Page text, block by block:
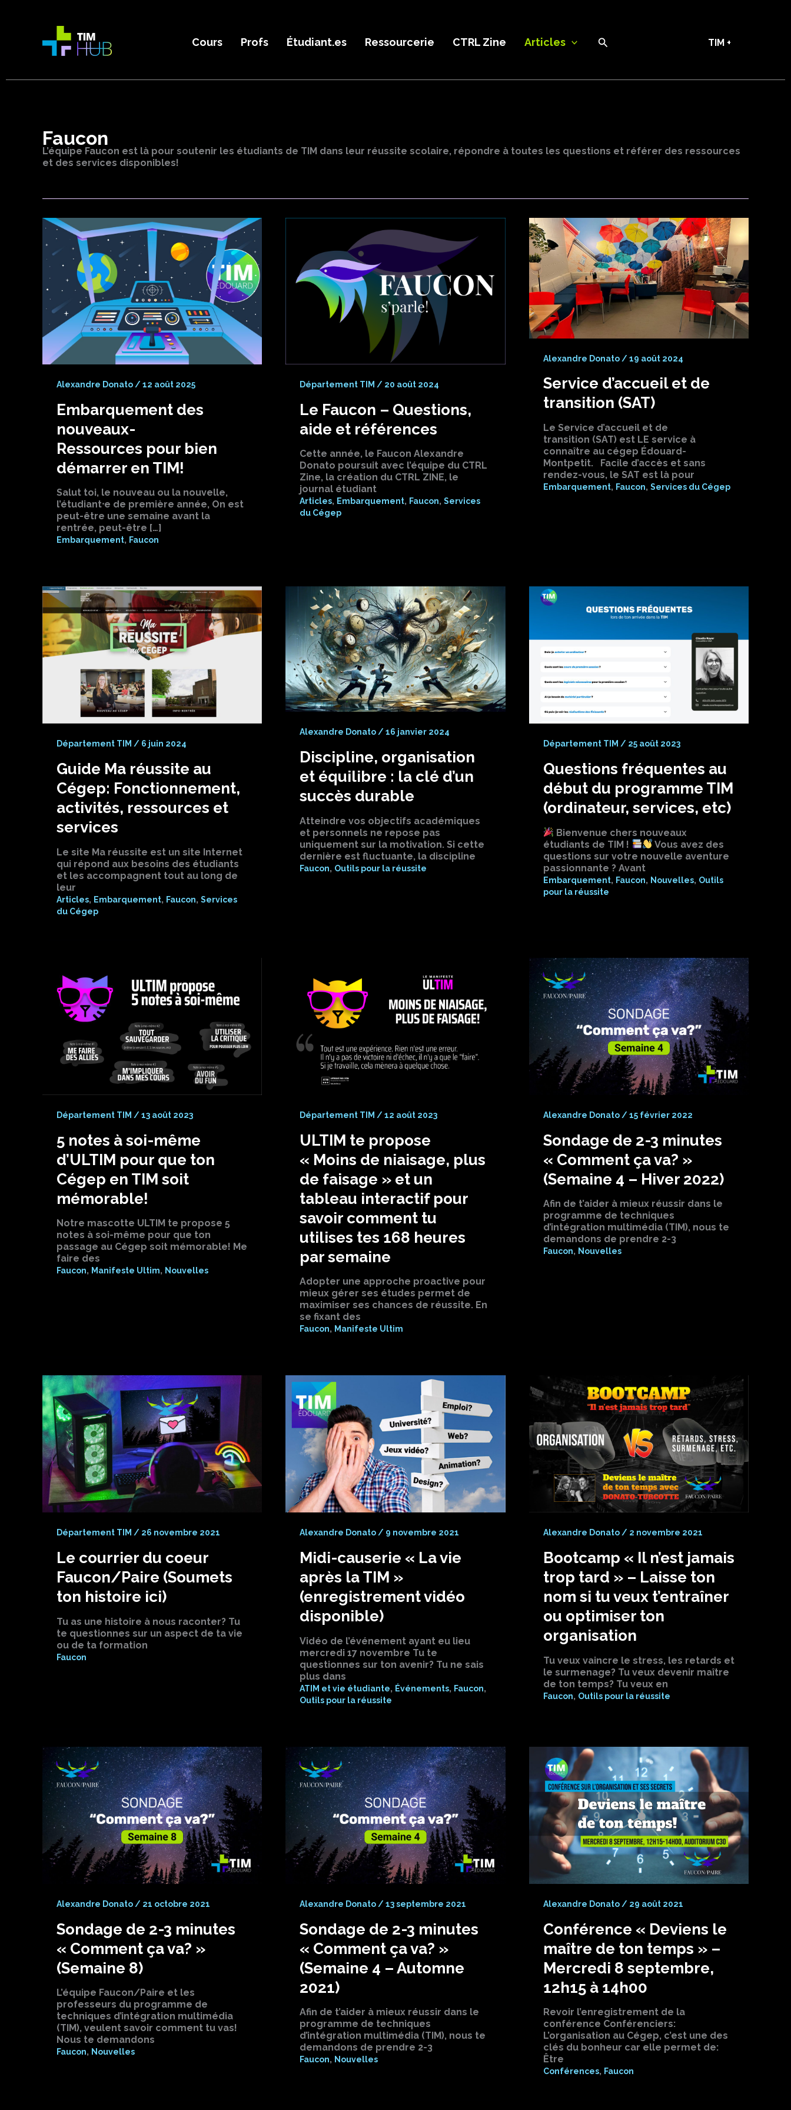
Cours Profs Étudiant.es Ressourcerie CTRL Zine Articles Recherche TIM +
Faucon
L’équipe Faucon est là pour soutenir les étudiants de TIM dans leur réussite scolaire, répondre à toutes les questions et référer des ressources
et des services disponibles!
Alexandre Donato /12 août 2025
Embarquement des
nouveaux-
Ressources pour bien
démarrer en TIM!
Salut toi, le nouveau ou la nouvelle,
l’étudiant⸱e de première année, On est
peut-être une semaine avant la
rentrée, peut-être […]
Embarquement, Faucon
Département TIM / 20 août 2024
Le Faucon – Questions,
aide et références
Cette année, le Faucon Alexandre
Donato poursuit avec l’équipe du CTRL
Zine, la création du CTRL ZINE, le
journal étudiant
Articles, Embarquement, Faucon,Services
du Cégep
Alexandre Donato /19 août 2024
Service d’accueil et de
transition (SAT)
Le Service d’accueil et de
transition (SAT) est LE service à
connaître au cégep Édouard-
Montpetit. Facile d’accès et sans
rendez-vous, le SAT est là pour
Embarquement, Faucon, Services du Cégep
Département TIM / 6 juin 2024
Guide Ma réussite au
Cégep: Fonctionnement,
activités, ressources et
services
Le site Ma réussite est un site Internet
qui répond aux besoins des étudiants
et les accompagnent tout au long de
leur
Articles, Embarquement, Faucon, Services
du Cégep
Alexandre Donato/16 janvier 2024
Discipline, organisation
et équilibre : la clé d’un
succès durable
Atteindre vos objectifs académiques
et personnels ne repose pas
uniquement sur la motivation. Si cette
dernière est fluctuante, la discipline
Faucon, Outils pour la réussite
Département TIM / 25 août 2023
Questions fréquentes au
début du programme TIM
(ordinateur, services, etc)
Bienvenue chers nouveaux
étudiants de TIM !
Vous avez des
questions sur votre nouvelle aventure
passionnante ? Avant
Embarquement, Faucon, Nouvelles, Outils
pour la réussite
Département TIM /13 août 2023
5 notes à soi-même
d’ULTIM pour que ton
Cégep en TIM soit
mémorable!
Notre mascotte ULTIM te propose 5
notes à soi-même pour que ton
passage au Cégep soit mémorable! Me
faire des
Faucon, Manifeste Ultim, Nouvelles
Département TIM /12 août 2023
ULTIM te propose
« Moins de niaisage, plus
de faisage » et un
tableau interactif pour
savoir comment tu
utilises tes 168 heures
par semaine
Adopter une approche proactive pour
mieux gérer ses études permet de
maximiser ses chances de réussite. En
se fixant des
Faucon, Manifeste Ultim
Alexandre Donato /15 février 2022
Sondage de 2-3 minutes
« Comment ça va? »
(Semaine 4 – Hiver 2022)
Afin de t’aider à mieux réussir dans le
programme de techniques
d’intégration multimédia (TIM), nous te
demandons de prendre 2-3
Faucon, Nouvelles
Département TIM / 26 novembre 2021
Le courrier du coeur
Faucon/Paire (Soumets
ton histoire ici)
Tu as une histoire à nous raconter? Tu
te questionnes sur un aspect de ta vie
ou de ta formation
Faucon
Alexandre Donato/ 9 novembre 2021
Midi-causerie « La vie
après la TIM »
(enregistrement vidéo
disponible)
Vidéo de l’événement ayant eu lieu
mercredi 17 novembre Tu te
questionnes sur ton avenir? Tu ne sais
plus dans
ATIM et vie étudiante, Événements, Faucon,
Outils pour la réussite
Alexandre Donato/ 2 novembre 2021
Bootcamp « Il n’est jamais
trop tard » – Laisse ton
nom si tu veux t’entraîner
ou optimiser ton
organisation
Tu veux vaincre le stress, les retards et
le surmenage? Tu veux devenir maître
de ton temps? Tu veux en
Faucon, Outils pour la réussite
Alexandre Donato / 21 octobre 2021
Sondage de 2-3 minutes
« Comment ça va? »
(Semaine 8)
L’équipe Faucon/Paire et les
professeurs du programme de
techniques d’intégration multimédia
(TIM), veulent savoir comment tu vas!
Nous te demandons
Faucon, Nouvelles
Alexandre Donato /13 septembre 2021
Sondage de 2-3 minutes
« Comment ça va? »
(Semaine 4 – Automne
2021)
Afin de t’aider à mieux réussir dans le
programme de techniques
d’intégration multimédia (TIM), nous te
demandons de prendre 2-3
Faucon, Nouvelles
Alexandre Donato / 29 août 2021
Conférence « Deviens le
maître de ton temps » –
Mercredi 8 septembre,
12h15 à 14h00
Revoir l’enregistrement de la
conférence Conférenciers:
L’organisation au Cégep, c’est une des
clés du bonheur car elle permet de:
Être
Conférences, Faucon